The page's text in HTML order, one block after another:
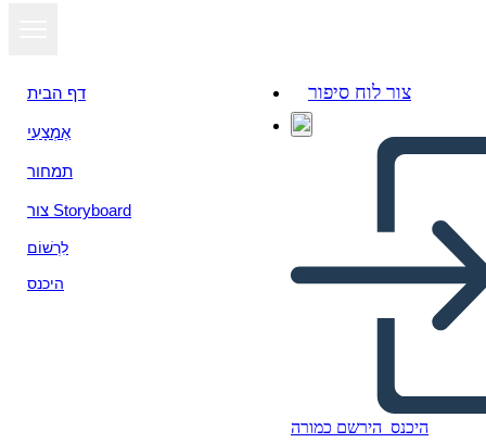
דף הבית
אֶמְצָעִי
תמחור
צור Storyboard
לִרְשׁוֹם
היכנס
צור לוח סיפור
היכנס הירשם כמורה